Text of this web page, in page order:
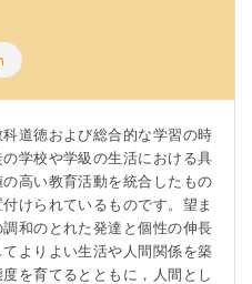
道徳および総合的な学習の時
学校や学級の生活における具
高い教育活動を統合したもの
けられているものです。望ま
和のとれた発達と個性の伸長
よりよい生活や人間関係を築
を育てるとともに，人間とし